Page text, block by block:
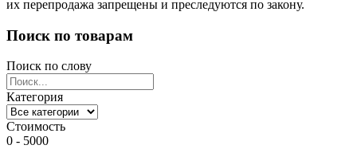
их перепродажа запрещены и преследуются по закону.
Поиск по товарам
Поиск по слову
Категория
Стоимость
0 - 5000